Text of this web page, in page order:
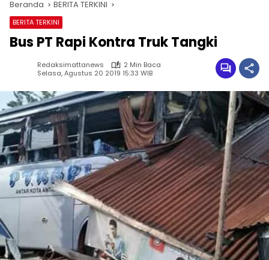
Beranda BERITA TERKINI
BERITA TERKINI
Bus PT Rapi Kontra Truk Tangki
Redaksimattanews
2 Min Baca
Selasa, Agustus 20 2019 15:33 WIB